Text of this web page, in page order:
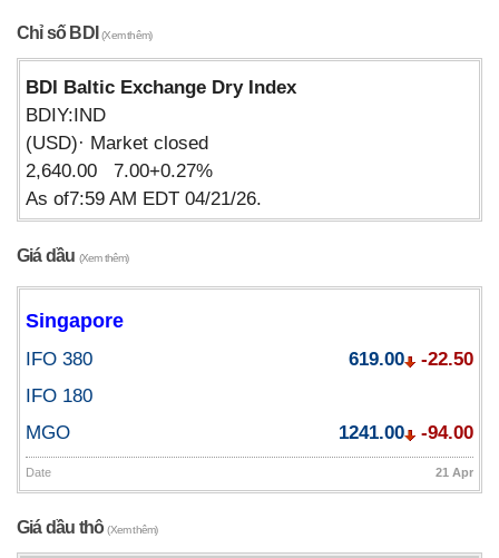
Chỉ số BDI(Xem thêm)
BDI Baltic Exchange Dry Index
BDIY:IND
(USD)· Market closed
2,640.00 7.00+0.27%
As of7:59 AM EDT 04/21/26.
Giá dầu (Xem thêm)
Singapore
IFO 380 619.00
-22.50
IFO 180
MGO
1241.00 -94.00
Date 21 Apr
Giá dầu thô(Xem thêm)